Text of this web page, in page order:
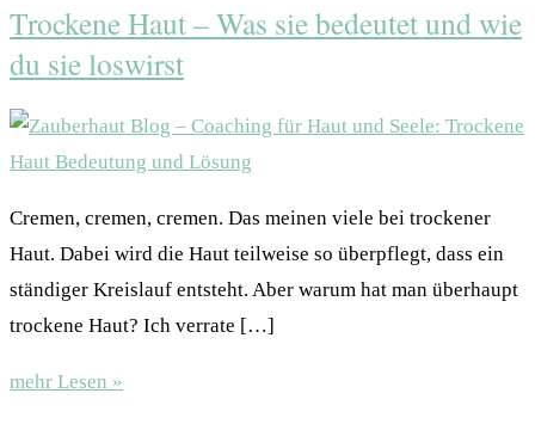
Trockene Haut – Was sie bedeutet und wie
du sie loswirst
Cremen, cremen, cremen. Das meinen viele bei trockener
Haut. Dabei wird die Haut teilweise so überpflegt, dass ein
ständiger Kreislauf entsteht. Aber warum hat man überhaupt
trockene Haut? Ich verrate […]
mehr Lesen »